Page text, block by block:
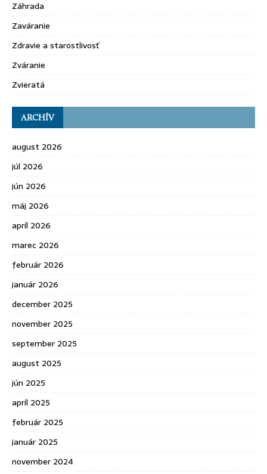
Záhrada
Zaváranie
Zdravie a starostlivosť
Zváranie
Zvieratá
ARCHÍV
august 2026
júl 2026
jún 2026
máj 2026
apríl 2026
marec 2026
február 2026
január 2026
december 2025
november 2025
september 2025
august 2025
jún 2025
apríl 2025
február 2025
január 2025
november 2024